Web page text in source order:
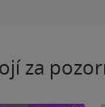
za